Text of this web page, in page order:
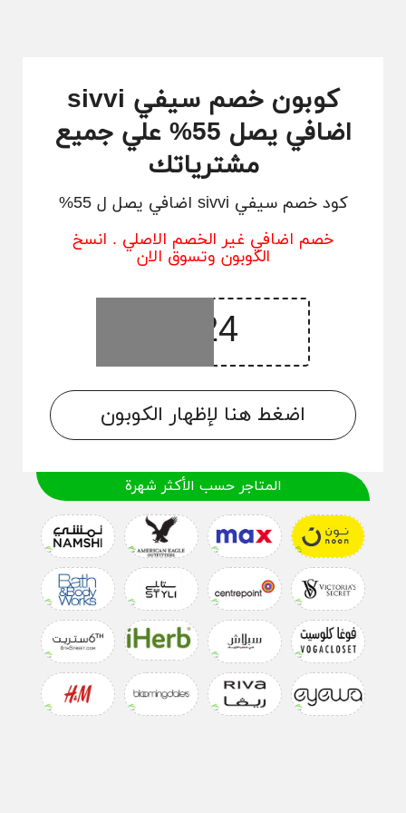
كوبون خصم سيفي sivvi
اضافي يصل 55% علي جميع
مشترياتك
كود خصم سيفي sivvi اضافي يصل ل 55%
خصم اضافي غير الخصم الاصلي . انسخ
الكوبون وتسوق الان
اضغط هنا لإظهار الكوبون
المتاجر حسب الأكثر شهرة